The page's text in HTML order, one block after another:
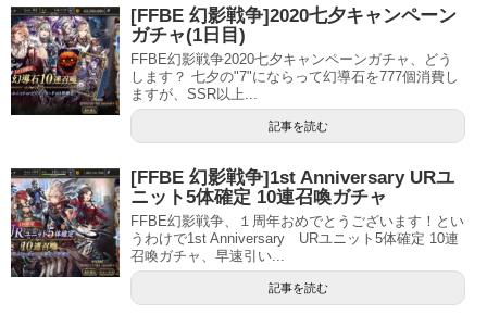
[FFBE 幻影戦争]2020七夕キャンペーン
ガチャ(1日目)
FFBE幻影戦争2020七夕キャンペーンガチャ、どう
します？ 七夕の"7"にならって幻導石を777個消費し
ますが、SSR以上...
記事を読む
[FFBE 幻影戦争]1st Anniversary URユ
ニット5体確定 10連召喚ガチャ
FFBE幻影戦争、１周年おめでとうございます！とい
うわけで1st Anniversary URユニット5体確定 10連
召喚ガチャ、早速引い...
記事を読む